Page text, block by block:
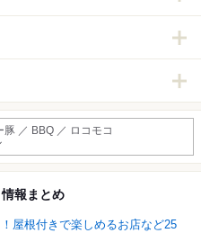
／ BBQ ／ ロコモコ
報まとめ
屋根付きで楽しめるお店など25